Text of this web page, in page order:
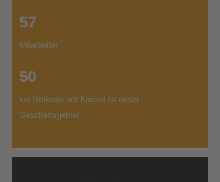
57
Mitarbeiter
50
km Umkreis um Kassel ist unser
Geschäftsgebiet